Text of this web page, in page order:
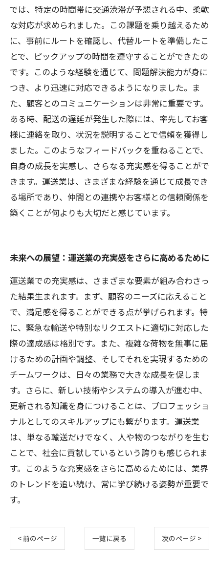
では、特定の時間帯に交通渋滞が予想される中、柔軟
な対応が求められました。この課題を乗り越えるため
に、事前にルートを確認し、代替ルートを準備したこ
とで、ピックアップの時間を遵守することができたの
です。このような経験を通じて、問題解決能力が身に
つき、より迅速に対応できるようになりました。ま
た、顧客とのコミュニケーションは非常に重要です。
ある時、配送の遅延が発生した際には、率先してお客
様に連絡を取り、状況を説明することで信頼を獲得し
ました。このようなフィードバックを重ねることで、
自身の成長を実感し、さらなる充実感を得ることがで
きます。運送業は、さまざまな経験を通じて成長でき
る場所であり、仲間との連携やお客様との信頼関係を
築くことが何よりも大切だと感じています。
未来への展望：運送業の充実感をさらに高めるために
運送業での充実感は、さまざまな要素が組み合わさっ
た結果生まれます。まず、顧客のニーズに応えること
で、満足感を得ることができる点が挙げられます。特
に、緊急な輸送や特別なリクエストに適切に対応した
際の達成感は格別です。また、複雑な荷物を無事に届
けるための計画や調整、そしてそれを実現するための
チームワークは、日々の業務で大きな成長を促しま
す。さらに、新しい技術やシステムの導入が進む中、
更新される知識を身につけることは、プロフェッショ
ナルとしてのスキルアップにも繋がります。運送業
は、単なる輸送だけでなく、人や物のつながりを生む
ことで、社会に貢献しているという誇りも感じられま
す。このような充実感をさらに高めるためには、業界
のトレンドを追い続け、常に学び続ける姿勢が重要で
す。
< 前のページ 一覧に戻る 次のページ >